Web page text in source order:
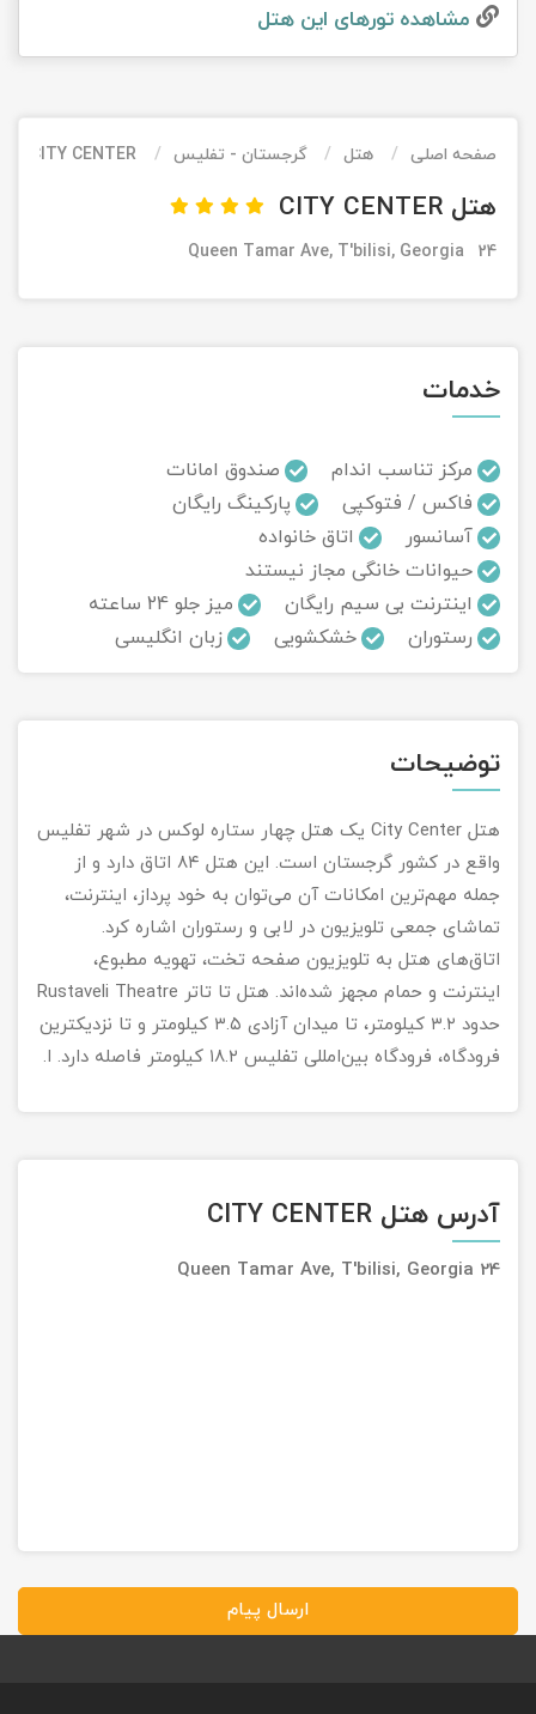
مشاهده تور‌های این هتل
صفحه اصلی هتل گرجستان - تفلیس CITY CENTER
هتل CITY CENTER
24 Queen Tamar Ave, T'bilisi, Georgia
خدمات
مرکز تناسب اندام
صندوق امانات
فاکس / فتوکپی
پارکینگ رایگان
آسانسور
اتاق خانواده
حیوانات خانگی مجاز نیستند
اینترنت بی سیم رایگان
میز جلو 24 ساعته
رستوران
خشکشویی زبان انگلیسی
توضیحات
هتل City Center یک هتل چهار ستاره لوکس در شهر تفلیس
واقع در کشور گرجستان است. این هتل ۸۴ اتاق دارد و از
جمله مهم‌ترین امکانات آن می‌توان به خود پرداز، اینترنت،
تماشای جمعی تلویزیون در لابی و رستوران اشاره کرد.
اتاق‌های هتل به تلویزیون صفحه تخت، تهویه مطبوع،
اینترنت و حمام مجهز شده‌اند. هتل تا تاتر Rustaveli Theatre
حدود ۳.۲ کیلومتر، تا میدان آزادی ۳.۵ کیلومتر و تا نزدیکترین
فرودگاه، فرودگاه بین‌امللی تفلیس ۱۸.۲ کیلومتر فاصله دارد. ا.
آدرس هتل CITY CENTER
24 Queen Tamar Ave, T'bilisi, Georgia
ارسال پیام
تور کویر کاراکال
تور کویر مصر
تور ماسوله
تور مرداب سراوان
تور گلستان
تور سوباتان
تور چابهار
تور کاشان
تور اصفهان
تور ترکمن صحرا
تور آفرود
تور کیش از ساری
اقساطی
تور کیش از بندرعباس
اقساطی
تور قزاقستان اقساطی
تور زیارتی اقساطی